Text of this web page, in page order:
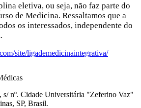
eletiva, ou seja, não faz parte do
de Medicina. Ressaltamos que a
os interessados, independente do
site/ligademedicinaintegrativa/
s/ nº. Cidade Universitária "Zeferino Vaz"
SP, Brasil.